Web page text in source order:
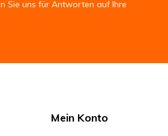
Sie uns für Antworten auf Ihre
Mein Konto